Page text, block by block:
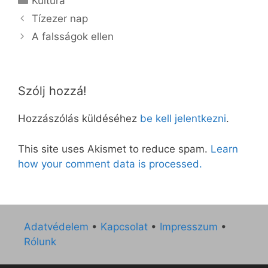
Tízezer nap
A falsságok ellen
Szólj hozzá!
Hozzászólás küldéséhez be kell jelentkezni.
This site uses Akismet to reduce spam. Learn
how your comment data is processed.
Adatvédelem • Kapcsolat • Impresszum •
Rólunk